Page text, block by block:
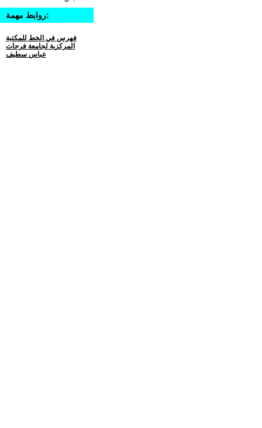
روابط مهمة:
فهرس في الخط للمكتبة
المركزية لجامعة فرحات
عباس سطيف